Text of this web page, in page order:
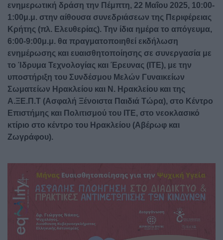
ενημερωτική δράση την Πέμπτη, 22 Μαΐου 2025, 10:00-
1:00μ.μ. στην αίθουσα συνεδριάσεων της Περιφέρειας
Κρήτης (πλ. Ελευθερίας). Την ίδια ημέρα το απόγευμα,
6:00-9:00μ.μ. θα πραγματοποιηθεί εκδήλωση
ενημέρωσης και ευαισθητοποίησης σε συνεργασία με
το Ίδρυμα Τεχνολογίας και Έρευνας (ΙΤΕ), με την
υποστήριξη του Συνδέσμου Μελών Γυναικείων
Σωματείων Ηρακλείου και Ν. Ηρακλείου και της
Α.ΞΕ.Π.Τ (Ασφαλή Ξένοιστα Παιδιά Τώρα), στο Κέντρο
Επιστήμης και Πολιτισμού του ΙΤΕ, στο νεοκλασικό
κτίριο στο κέντρο του Ηρακλείου (Αβέρωφ και
Ζωγράφου).